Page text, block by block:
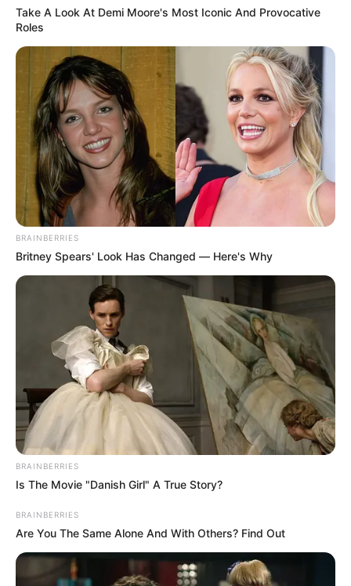
TEMAS DESTACADOS
POLONUEVO LOS COSTEÑOS
TRANSMETRO
EDUARDO VERANO DE LA ROSA
ALEJANDRO CHAR
SOLEDAD, ATLÁNTICO
LOS PEPES
Take A Look At Demi Moore's Most Iconic And Provocative
Roles
BRAINBERRIES
Britney Spears' Look Has Changed — Here's Why
BRAINBERRIES
Is The Movie "Danish Girl" A True Story?
BRAINBERRIES
Are You The Same Alone And With Others? Find Out